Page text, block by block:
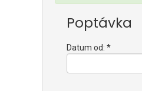
Poptávka
Datum od: *